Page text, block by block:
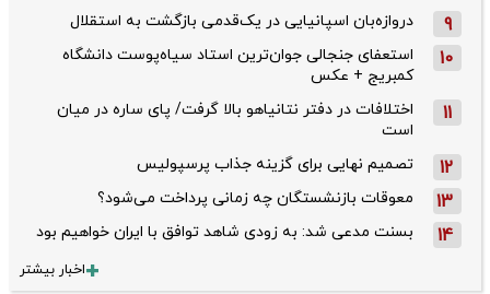
9 دروازه‌بان اسپانیایی در یک‌قدمی بازگشت به استقلال
10
استعفای جنجالی جوان‌ترین استاد سیاه‌پوست دانشگاه
کمبریج + عکس
11
اختلافات در دفتر نتانیاهو بالا گرفت/ پای ساره در میان
است
12 تصمیم نهایی برای گزینه جذاب پرسپولیس
13 معوقات بازنشستگان چه زمانی پرداخت می‌شود؟
14 بسنت مدعی شد: به زودی شاهد توافق با ایران خواهیم بود
اخبار بیشتر